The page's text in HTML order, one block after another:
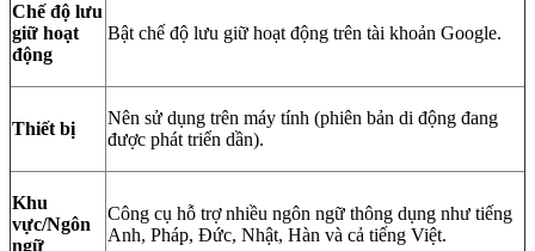
Chế độ lưu
giữ hoạt
động
Bật chế độ lưu giữ hoạt động trên tài khoản Google.
Thiết bị
Nên sử dụng trên máy tính (phiên bản di động đang
được phát triển dần).
Khu
vực/Ngôn
ngữ
Công cụ hỗ trợ nhiều ngôn ngữ thông dụng như tiếng
Anh, Pháp, Đức, Nhật, Hàn và cả tiếng Việt.